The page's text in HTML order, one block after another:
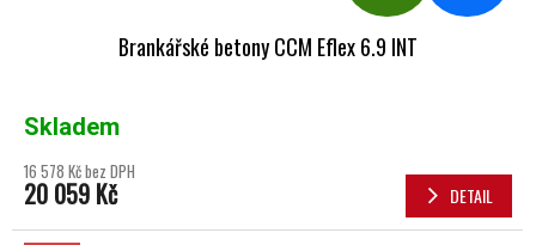
Brankářské betony CCM Eflex 6.9 INT
Skladem
16 578 Kč bez DPH
20 059 Kč DETAIL